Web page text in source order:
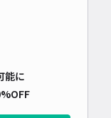
能に